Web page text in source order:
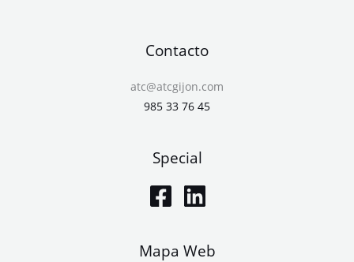
Contacto
atc@atcgijon.com
985 33 76 45
Special
Mapa Web